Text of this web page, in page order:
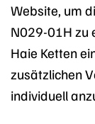
Website, um
N029-01H zu
Haie Ketten
zusätzlichen
individuell